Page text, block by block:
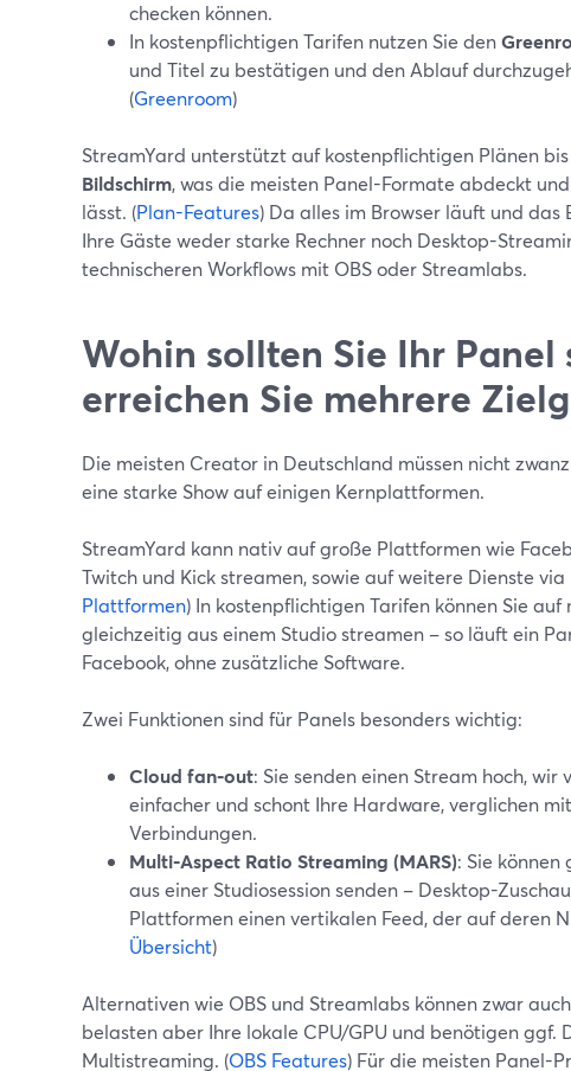
checken können.
In kostenpflichtigen Tarifen nutzen Sie den
und Titel zu bestätigen und den Ablauf
(Greenroom)
StreamYard unterstützt auf kostenpflichtigen Plänen bis
Bildschirm, was die meisten Panel-Formate abdeckt
lässt. (Plan-Features) Da alles im Browser läuft und
Ihre Gäste weder starke Rechner noch Desktop-
technischeren Workflows mit OBS oder Streamlabs.
Wohin sollten Sie Ihr
erreichen Sie mehrere
Die meisten Creator in Deutschland müssen nicht
eine starke Show auf einigen Kernplattformen.
StreamYard kann nativ auf große Plattformen wie
Twitch und Kick streamen, sowie auf weitere Dienste via
Plattformen) In kostenpflichtigen Tarifen können Sie
gleichzeitig aus einem Studio streamen – so läuft ein
Facebook, ohne zusätzliche Software.
Zwei Funktionen sind für Panels besonders wichtig:
Cloud fan‑out: Sie senden einen Stream hoch,
einfacher und schont Ihre Hardware, verglichen
Verbindungen.
Multi‑Aspect Ratio Streaming (MARS): Sie
aus einer Studiosession senden – Desktop-
Plattformen einen vertikalen Feed, der auf deren
Übersicht)
Alternativen wie OBS und Streamlabs können zwar
belasten aber Ihre lokale CPU/GPU und benötigen
Multistreaming. (OBS Features) Für die meisten Panel-